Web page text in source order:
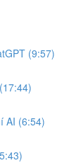
(9:57)
AI (6:54)